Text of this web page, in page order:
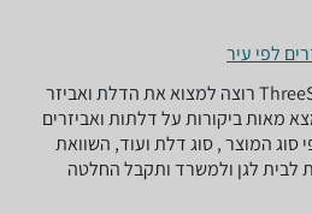
לפי עיר
דלתות ואביזרים - ‏עץ ‏ThreeSixty רוצה למצוא את הדלת ואביזר
מאות ביקורות על דלתות ואביזרים
המוצר , סוג דלת ועוד, השוואת
לבית לגן ולמשרד ותקבל החלטה